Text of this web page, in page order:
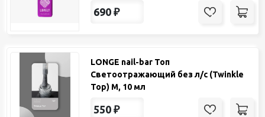
690 ₽
LONGE nail-bar Топ
Светоотражающий без л/с (Twinkle
Top) М, 10 мл
550 ₽